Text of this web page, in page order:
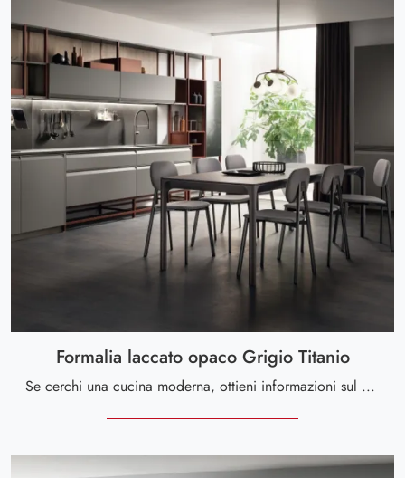
Formalia laccato opaco Grigio Titanio
Se cerchi una cucina moderna, ottieni informazioni sul modello Formalia laccato opaco Grigio Titanio Scavolini.